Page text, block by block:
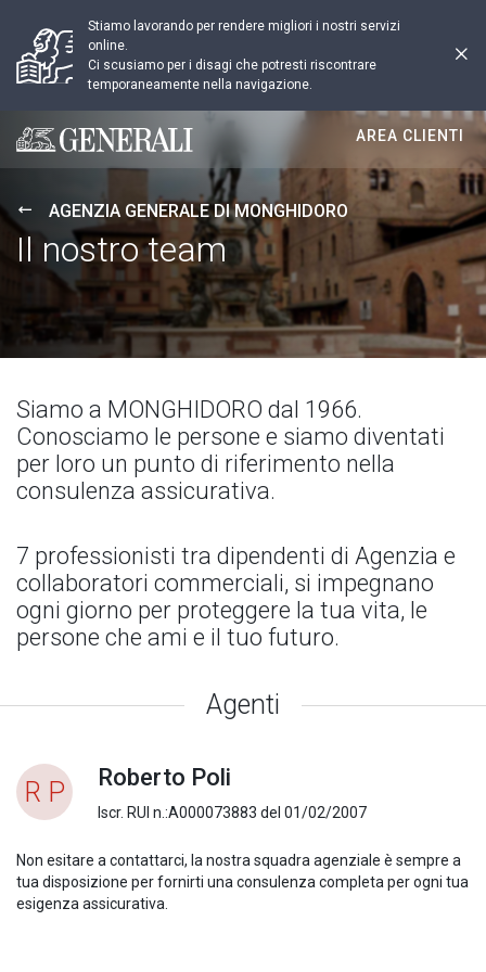
Stiamo lavorando per rendere migliori i nostri servizi
online.
Ci scusiamo per i disagi che potresti riscontrare
temporaneamente nella navigazione.
Generali logo
AREA CLIENTI
AGENZIA GENERALE DI MONGHIDORO
Il nostro team
Siamo a MONGHIDORO dal 1966.
Conosciamo le persone e siamo diventati
per loro un punto di riferimento nella
consulenza assicurativa.
7 professionisti tra dipendenti di Agenzia e
collaboratori commerciali, si impegnano
ogni giorno per proteggere la tua vita, le
persone che ami e il tuo futuro.
Agenti
R P Roberto Poli
Iscr. RUI n.:A000073883 del 01/02/2007
Non esitare a contattarci, la nostra squadra agenziale è sempre a
tua disposizione per fornirti una consulenza completa per ogni tua
esigenza assicurativa.